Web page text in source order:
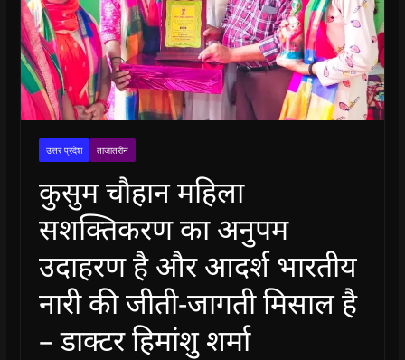
उत्तर प्रदेश ताजातरीन
कुसुम चौहान महिला
सशक्तिकरण का अनुपम
उदाहरण है और आदर्श भारतीय
नारी की जीती-जागती मिसाल है
– डाक्टर हिमांशु शर्मा